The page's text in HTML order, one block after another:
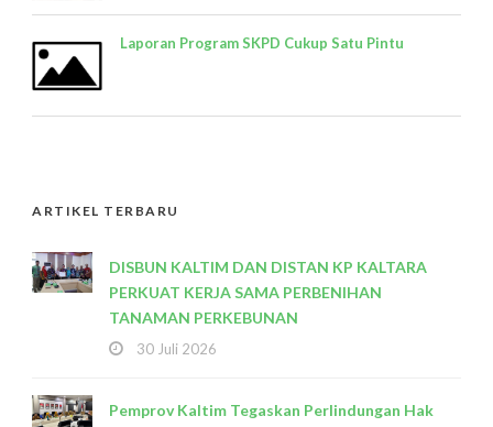
Laporan Program SKPD Cukup Satu Pintu
ARTIKEL TERBARU
DISBUN KALTIM DAN DISTAN KP KALTARA
PERKUAT KERJA SAMA PERBENIHAN
TANAMAN PERKEBUNAN
30 Juli 2026
Pemprov Kaltim Tegaskan Perlindungan Hak